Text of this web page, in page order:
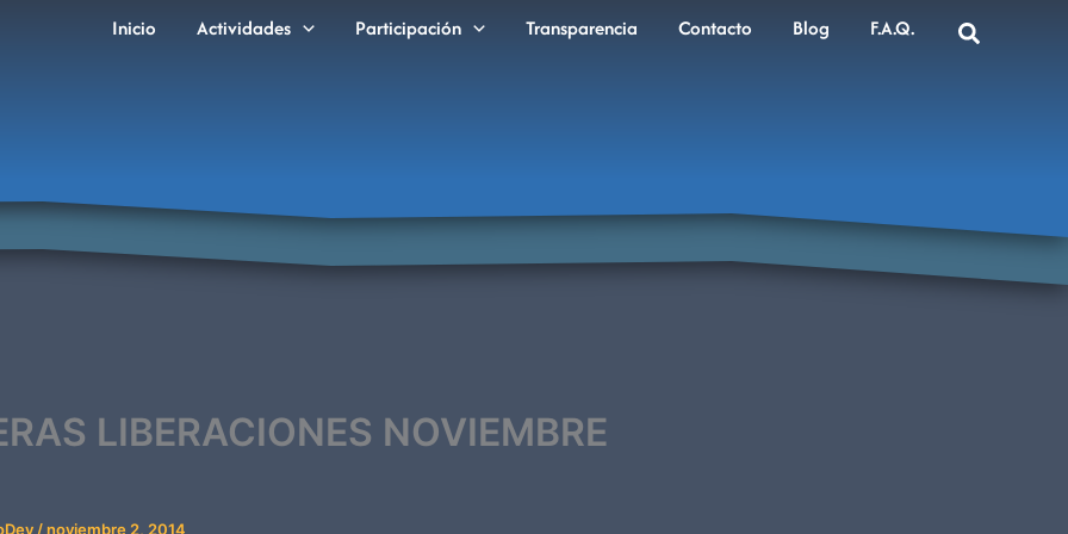
Inicio Actividades Participación Transparencia Contacto Blog F.A.Q.
LIBERACIONES NOVIEMBRE
/noviembre 2, 2014